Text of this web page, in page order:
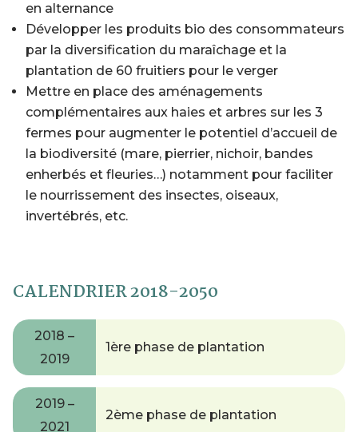
en alternance
Développer les produits bio des consommateurs
par la diversification du maraîchage et la
plantation de 60 fruitiers pour le verger
Mettre en place des aménagements
complémentaires aux haies et arbres sur les 3
fermes pour augmenter le potentiel d’accueil de
la biodiversité (mare, pierrier, nichoir, bandes
enherbés et fleuries…) notamment pour faciliter
le nourrissement des insectes, oiseaux,
invertébrés, etc.
CALENDRIER 2018-2050
2018 –
2019
1ère phase de plantation
2019 –
2021
2ème phase de plantation